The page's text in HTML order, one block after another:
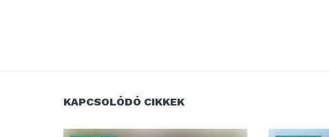
KAPCSOLÓDÓ CIKKEK